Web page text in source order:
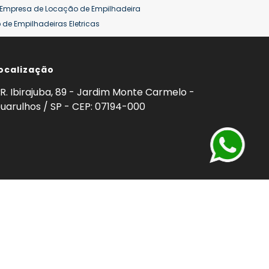
Empresa de Locação de Empilhadeira
Empilhadeiras Eletricas
de Empilhadeiras
Empilhadeira Hyster
ton Venda Empilhadeiras 25 ton
R. Ibirajuba, 89 - Jardim Monte Carmelo -
/ SP - CEP: 07194-000